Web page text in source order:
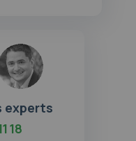
experts
18